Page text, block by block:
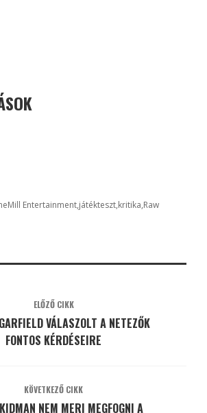
Entertainment játékteszt kritika Raw
ELŐZŐ CIKK
VÁLASZOLT A NETEZŐK
FONTOS KÉRDÉSEIRE
KÖVETKEZŐ CIKK
NEM MERI MEGFOGNI A